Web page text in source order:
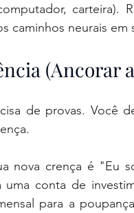
carteira).
caminhos neurais em
(Ancorar
de provas. Você
nova crença é "Eu
uma conta de
para a